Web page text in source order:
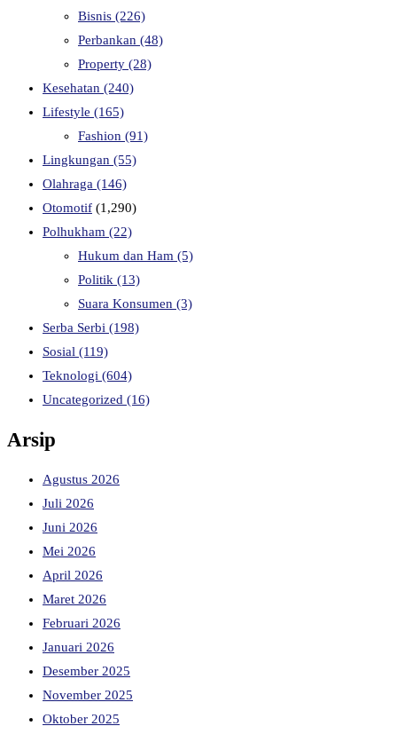
Bisnis (226)
Perbankan (48)
Property (28)
Kesehatan (240)
Lifestyle (165)
Fashion (91)
Lingkungan (55)
Olahraga (146)
Otomotif (1,290)
Polhukham (22)
Hukum dan Ham (5)
Politik (13)
Suara Konsumen (3)
Serba Serbi (198)
Sosial (119)
Teknologi (604)
Uncategorized (16)
Arsip
Agustus 2026
Juli 2026
Juni 2026
Mei 2026
April 2026
Maret 2026
Februari 2026
Januari 2026
Desember 2025
November 2025
Oktober 2025